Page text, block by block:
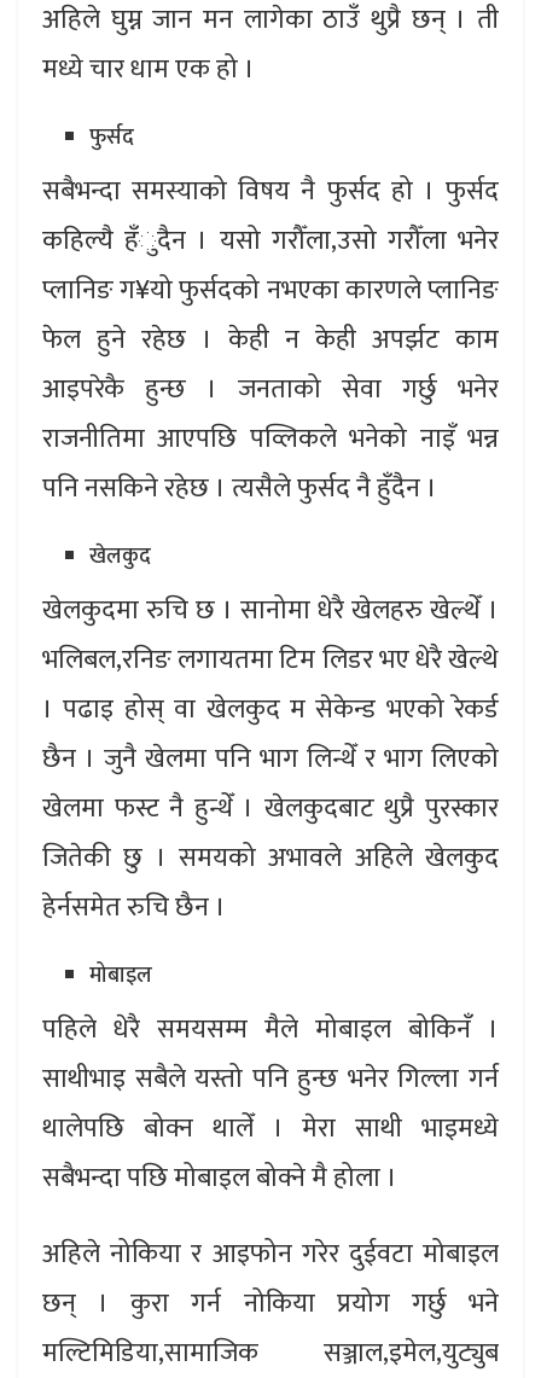
अहिले घुम्न जान मन लागेका ठाउँ थुप्रै छन् । ती
मध्ये चार धाम एक हो ।
फुर्सद
सबैभन्दा समस्याको विषय नै फुर्सद हो । फुर्सद
कहिल्यै हँुदैन । यसो गरौँला,उसो गरौँला भनेर
प्लानिङ ग¥यो फुर्सदको नभएका कारणले प्लानिङ
फेल हुने रहेछ । केही न केही अपर्झट काम
आइपरेकै हुन्छ । जनताको सेवा गर्छु भनेर
राजनीतिमा आएपछि पव्लिकले भनेको नाइँ भन्न
पनि नसकिने रहेछ । त्यसैले फुर्सद नै हुँदैन ।
खेलकुद
खेलकुदमा रुचि छ । सानोमा धेरै खेलहरु खेल्थेँ ।
भलिबल,रनिङ लगायतमा टिम लिडर भए धेरै खेल्थे
। पढाइ होस् वा खेलकुद म सेकेन्ड भएको रेकर्ड
छैन । जुनै खेलमा पनि भाग लिन्थेँ र भाग लिएको
खेलमा फस्ट नै हुन्थेँ । खेलकुदबाट थुप्रै पुरस्कार
जितेकी छु । समयको अभावले अहिले खेलकुद
हेर्नसमेत रुचि छैन ।
मोबाइल
पहिले धेरै समयसम्म मैले मोबाइल बोकिनँ ।
साथीभाइ सबैले यस्तो पनि हुन्छ भनेर गिल्ला गर्न
थालेपछि बोक्न थालेँ । मेरा साथी भाइमध्ये
सबैभन्दा पछि मोबाइल बोक्ने मै होला ।
अहिले नोकिया र आइफोन गरेर दुईवटा मोबाइल
छन् । कुरा गर्न नोकिया प्रयोग गर्छु भने
मल्टिमिडिया,सामाजिक सञ्जाल,इमेल,युट्युब